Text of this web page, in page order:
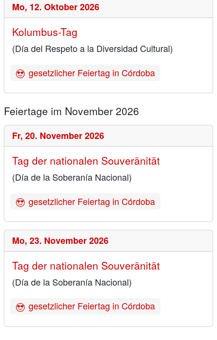
Mo, 12. Oktober 2026
Kolumbus-Tag
(Día del Respeto a la Diversidad Cultural)
gesetzlicher Feiertag in Córdoba
Feiertage im November 2026
Fr, 20. November 2026
Tag der nationalen Souveränität
(Día de la Soberanía Nacional)
gesetzlicher Feiertag in Córdoba
Mo, 23. November 2026
Tag der nationalen Souveränität
(Día de la Soberanía Nacional)
gesetzlicher Feiertag in Córdoba